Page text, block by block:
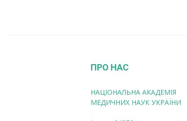
ПРО НАС
НАЦІОНАЛЬНА АКАДЕМІЯ
МЕДИЧНИХ НАУК УКРАЇНИ